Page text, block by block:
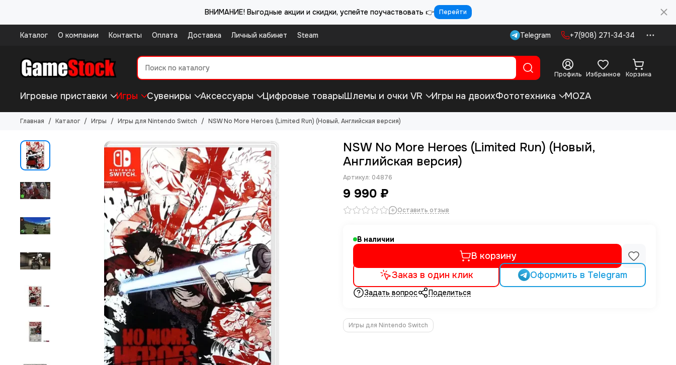
ВНИМАНИЕ! Выгодные акции и скидки, успейте поучаствовать 👉 Перейти
Каталог О компании Контакты Оплата Доставка Личный кабинет Steam Telegram +7(908) 271-34-34
Профиль Избранное Корзина
Игровые приставки Игры Сувениры Аксессуары Цифровые товарыШлемы и очки VR Игры на двоихФототехника MOZA
Главная Каталог Игры Игры для Nintendo Switch NSW No More Heroes (Limited Run) (Новый, Английская версия)
NSW No More Heroes (Limited Run) (Новый,
Английская версия)
Артикул: 04876
9 990 ₽
Оставить отзыв
В наличии
В корзину
Заказ в один клик
Оформить в Telegram
Задать вопрос Поделиться
Игры для Nintendo Switch